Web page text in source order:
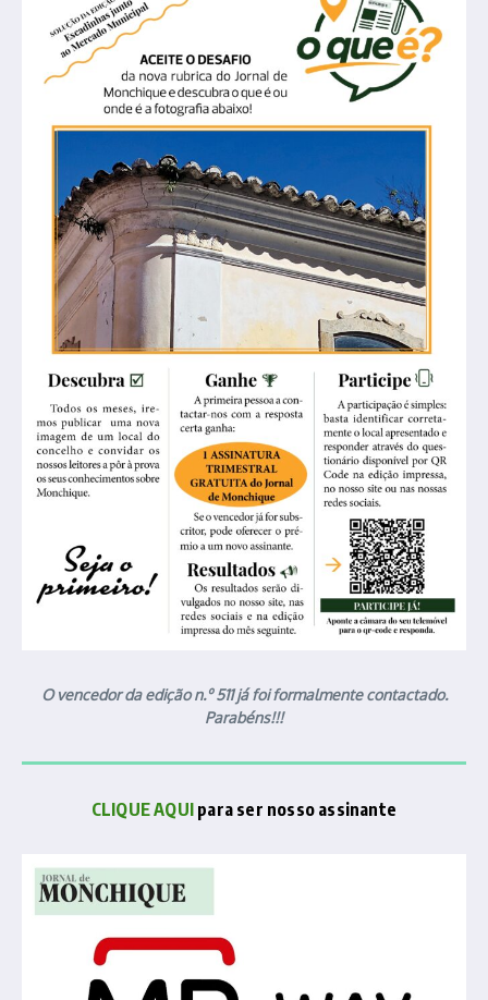
O vencedor da edição n.º 511 já foi formalmente contactado.
Parabéns!!!
CLIQUE AQUI para ser nosso assinante